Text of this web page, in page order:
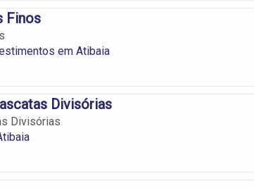
Finos
em Atibaia
Divisórias
Divisórias